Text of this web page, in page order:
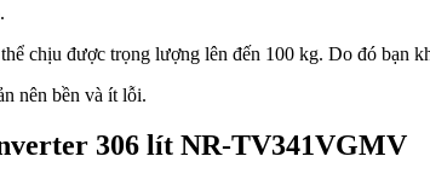
chịu được trọng lượng lên đến 100 kg. Do đó bạn
nên bền và ít lỗi.
306 lít NR-TV341VGMV